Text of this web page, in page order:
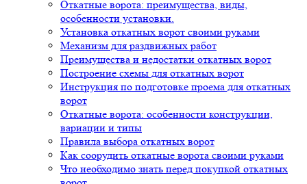
Откатные ворота: преимущества, виды,
особенности установки.
Установка откатных ворот своими руками
Механизм для раздвижных работ
Преимущества и недостатки откатных ворот
Построение схемы для откатных ворот
Инструкция по подготовке проема для откатных
ворот
Откатные ворота: особенности конструкции,
вариации и типы
Правила выбора откатных ворот
Как соорудить откатные ворота своими руками
Что необходимо знать перед покупкой откатных